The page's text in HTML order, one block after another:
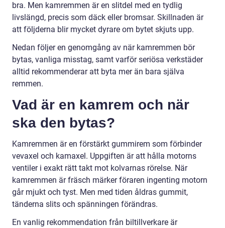
bra. Men kamremmen är en slitdel med en tydlig
livslängd, precis som däck eller bromsar. Skillnaden är
att följderna blir mycket dyrare om bytet skjuts upp.
Nedan följer en genomgång av när kamremmen bör
bytas, vanliga misstag, samt varför seriösa verkstäder
alltid rekommenderar att byta mer än bara själva
remmen.
Vad är en kamrem och när
ska den bytas?
Kamremmen är en förstärkt gummirem som förbinder
vevaxel och kamaxel. Uppgiften är att hålla motorns
ventiler i exakt rätt takt mot kolvarnas rörelse. När
kamremmen är fräsch märker föraren ingenting motorn
går mjukt och tyst. Men med tiden åldras gummit,
tänderna slits och spänningen förändras.
En vanlig rekommendation från biltillverkare är